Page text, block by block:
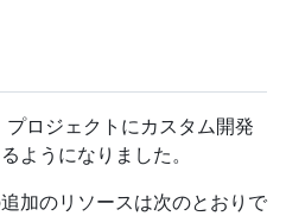
ロジェクトにカスタム開発
ようになりました。
加のリソースは次のとおりで